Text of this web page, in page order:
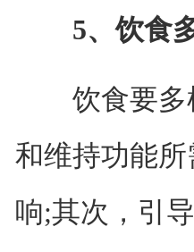
5、饮食
饮食要多样
和维持功能
响;其次，引